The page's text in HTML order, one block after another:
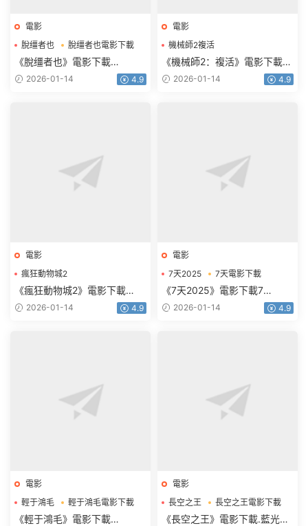
電影
脫缰者也
脫缰者也電影下載
《脫缰者也》電影下載
1080p.HD國語中字
2026-01-14 4.9
電影
機械師2複活
機械師2複活電影下載
《機械師2：複活》電影下載
1080p.BD中英雙字
2026-01-14 4.9
電影
瘋狂動物城2
瘋狂動物城2電影下載
《瘋狂動物城2》電影下載
1080p.HD中英雙語
2026-01-14 4.9
電影
7天2025
7天電影下載
《7天2025》電影下載7
天.2160p.HD國語中字
2026-01-14 4.9
電影
輕于鴻毛
輕于鴻毛電影下載
《輕于鴻毛》電影下載
電影
長空之王
長空之王電影下載
《長空之王》電影下載.藍光版